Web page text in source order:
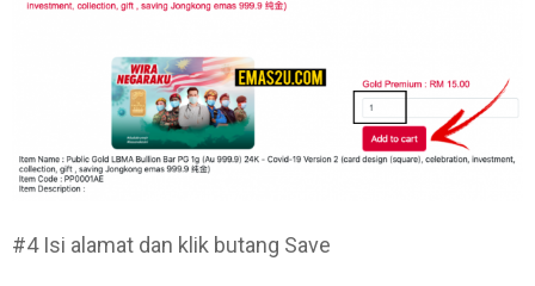
#4 Isi alamat dan klik butang Save